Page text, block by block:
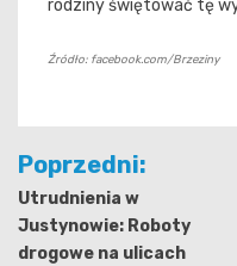
rodziny świętować tę
Źródło: facebook.com/Brzeziny
Nawigacja
wpisu
Poprzedni:
Utrudnienia w
Justynowie: Roboty
drogowe na ulicach